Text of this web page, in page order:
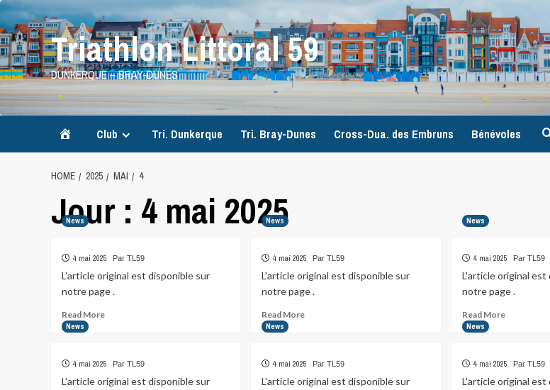
Skip
to
content
Triathlon Littoral 59
DUNKERQUE – BRAY-DUNES
Accueil
Club Tri. Dunkerque Tri. Bray-Dunes Cross-Dua. des Embruns Bénévoles
HOME 2025 MAI 4
Jour : 4 mai 2025
News
4 mai 2025 Par TL59
L'article original est disponible sur
notre page .
Read MoreRead
News
4 mai 2025 Par TL59
L'article original est disponible sur
notre page .
Read MoreRead
News
4 mai 2025 Par TL59
L'article original est
notre page .
Read MoreRead
News
4 mai 2025 Par TL59
L'article original est disponible sur
News
4 mai 2025 Par TL59
L'article original est disponible sur
News
4 mai 2025 Par TL59
L'article original est